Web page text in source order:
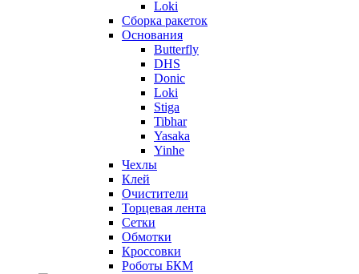
Loki
Сборка ракеток
Основания
Butterfly
DHS
Donic
Loki
Stiga
Tibhar
Yasaka
Yinhe
Чехлы
Клей
Очистители
Торцевая лента
Сетки
Обмотки
Кроссовки
Роботы БКМ